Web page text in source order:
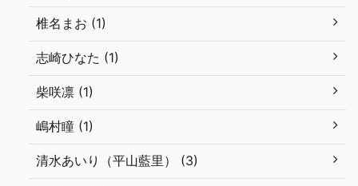
椎名まお (1)
志崎ひなた (1)
柴咲凛 (1)
嶋村瞳 (1)
清水あいり（平山藍里） (3)